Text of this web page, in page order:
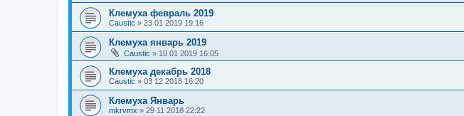
Клемуха февраль 2019
Caustic » 23 01 2019 19:16
Клемуха январь 2019
Caustic » 10 01 2019 16:05
Клемуха декабрь 2018
Caustic » 03 12 2018 16:20
Клемуха Январь
mkrvmx » 29 11 2018 22:22